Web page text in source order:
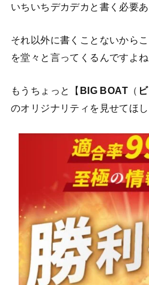
いちいちデカデカと書く必要
それ以外に書くことないから
を堂々と言ってくるんですよね
もうちょっと【 BIG BOAT （
のオリジナリティを見せてほ